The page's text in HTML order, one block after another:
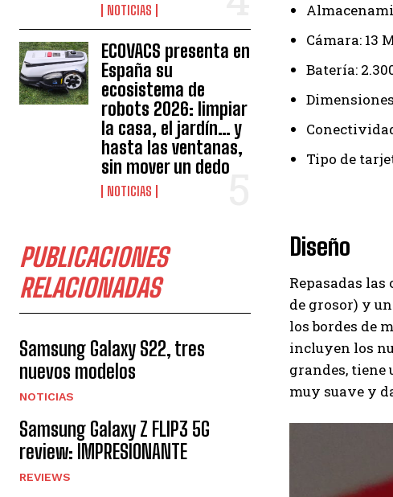
NOTICIAS
ECOVACS presenta en
España su
ecosistema de
robots 2026: limpiar
la casa, el jardín… y
hasta las ventanas,
sin mover un dedo
NOTICIAS
PUBLICACIONES
RELACIONADAS
Samsung Galaxy S22, tres
nuevos modelos
NOTICIAS
Samsung Galaxy Z FLIP3 5G
review: IMPRESIONANTE
REVIEWS
Cámara: 13
Batería:
Tipo de
Diseño
Repasadas
de grosor) y
los bordes de
incluyen los
grandes, tiene
muy suave y